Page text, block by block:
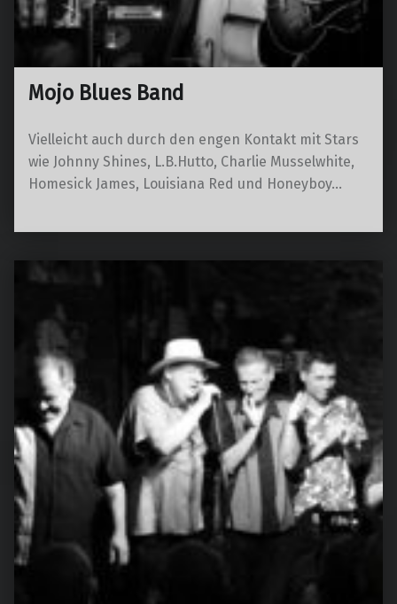
Mojo Blues Band
Vielleicht auch durch den engen Kontakt mit Stars
wie Johnny Shines, L.B.Hutto, Charlie Musselwhite,
Homesick James, Louisiana Red und Honeyboy…